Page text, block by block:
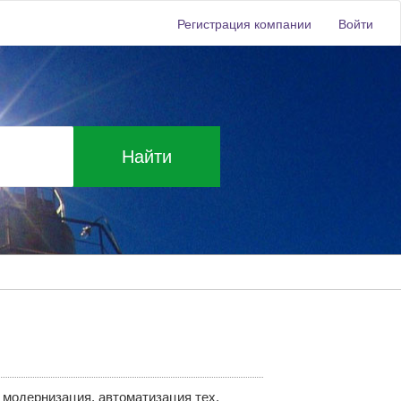
Регистрация компании Войти
Найти
автоматизация тех.